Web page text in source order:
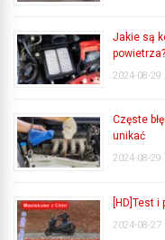
Jakie są
powietrza?
2024-08-29
Częste
unikać
2024-08-29
[HD]Test
2024-08-27